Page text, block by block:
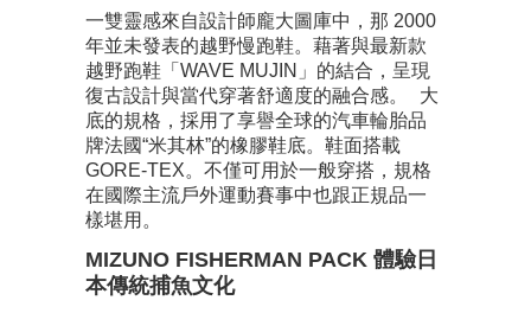
一雙靈感來自設計師龐大圖庫中，那 2000
年並未發表的越野慢跑鞋。藉著與最新款
越野跑鞋「WAVE MUJIN」的結合，呈現
復古設計與當代穿著舒適度的融合感。 大
底的規格，採用了享譽全球的汽車輪胎品
牌法國“米其林”的橡膠鞋底。鞋面搭載
GORE-TEX。不僅可用於一般穿搭，規格
在國際主流戶外運動賽事中也跟正規品一
樣堪用。
MIZUNO FISHERMAN PACK 體驗日
本傳統捕魚文化